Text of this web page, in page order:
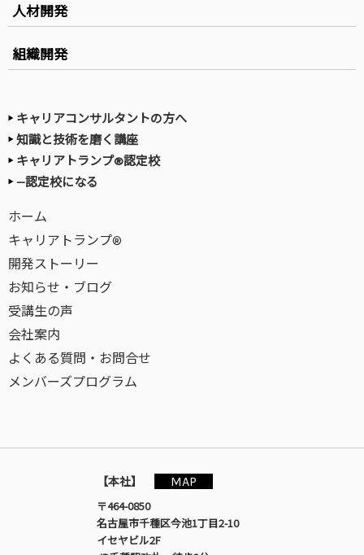
人材開発
組織開発
キャリアコンサルタントの方へ
知識と技術を磨く講座
キャリアトランプ®認定校
—認定校になる
ホーム
キャリアトランプ®
開発ストーリー
お知らせ・ブログ
受講生の声
会社案内
よくある質問・お問合せ
メンバーズプログラム
【本社】
MAP
〒464-0850
名古屋市千種区今池1丁目2-10
イセヤビル2F